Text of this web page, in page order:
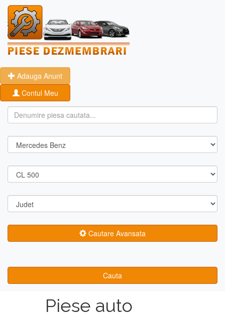
Adauga Anunt
Contul Meu
Cautare Avansata
Cauta
Piese auto